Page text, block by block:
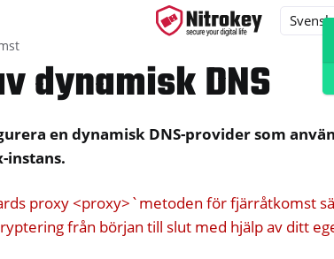
dynamisk DNS
en dynamisk DNS-provider som
instans.
proxy <proxy>`metoden för fjärråtkomst
från början till slut med hjälp av ditt